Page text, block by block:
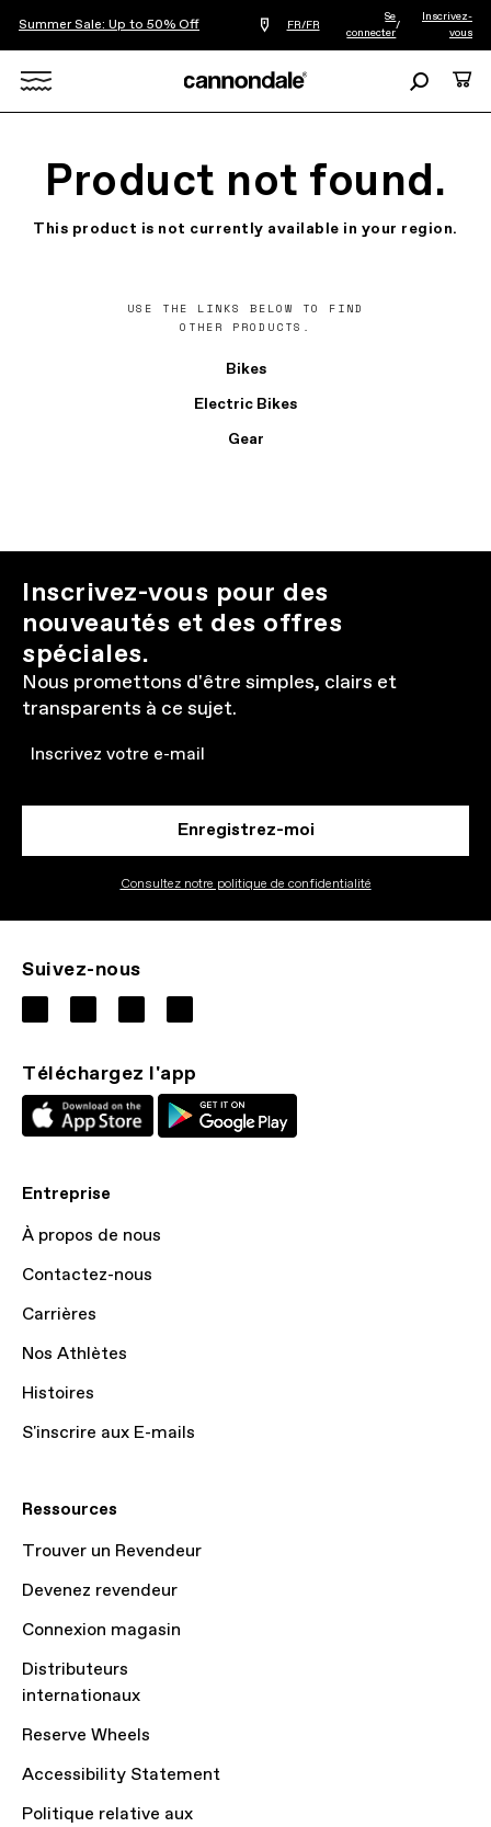
Summer Sale: Up to 50% Off
Trouver
le
plus
FR/FR
Se
connecter
/
Inscrivez-
vous
Recherche
Product not found.
This product is not currently available in your region.
USE THE LINKS BELOW TO FIND
OTHER PRODUCTS.
Bikes
Electric Bikes
Gear
Inscrivez-vous pour des
nouveautés et des offres
spéciales.
Nous promettons d'être simples, clairs et
transparents à ce sujet.
Email
Enregistrez-moi
Consultez notre politique de confidentialité
Suivez-nous
Téléchargez l'app
Entreprise
À propos de nous
Contactez-nous
Carrières
Nos Athlètes
Histoires
S'inscrire aux E-mails
Ressources
Trouver un Revendeur
Devenez revendeur
Connexion magasin
Distributeurs
internationaux
Reserve Wheels
Accessibility Statement
Politique relative aux